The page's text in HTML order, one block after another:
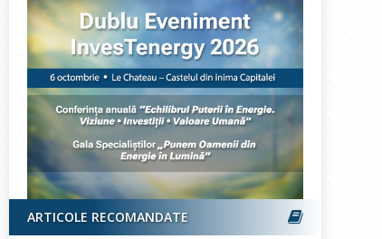
ARTICOLE RECOMANDATE